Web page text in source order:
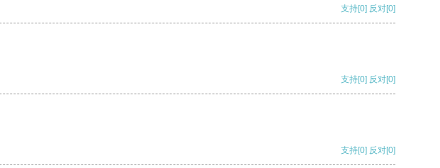
支持[0] 反对[0]
支持[0] 反对[0]
支持[0] 反对[0]